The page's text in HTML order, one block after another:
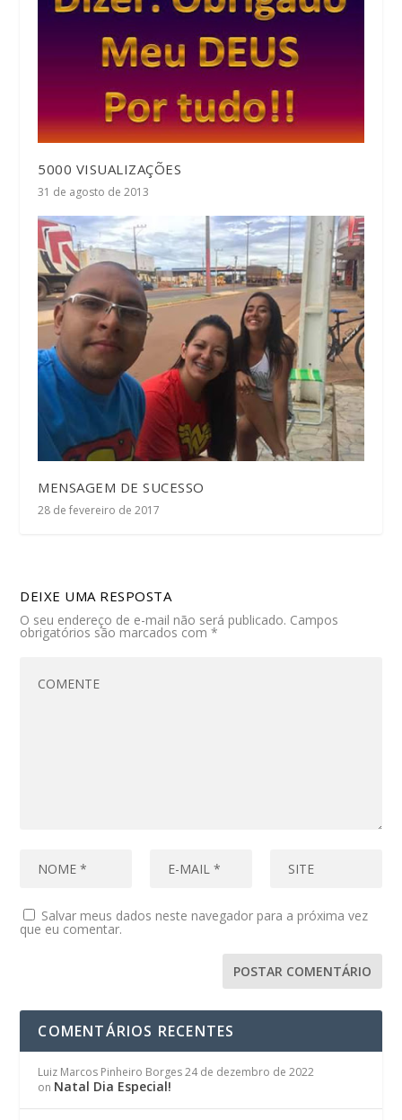
5000 VISUALIZAÇÕES
31 de agosto de 2013
MENSAGEM DE SUCESSO
28 de fevereiro de 2017
DEIXE UMA RESPOSTA
O seu endereço de e-mail não será publicado. Campos
obrigatórios são marcados com*
Salvar meus dados neste navegador para a próxima vez
que eu comentar.
COMENTÁRIOS RECENTES
Luiz Marcos Pinheiro Borges 24 de dezembro de 2022
on Natal Dia Especial!